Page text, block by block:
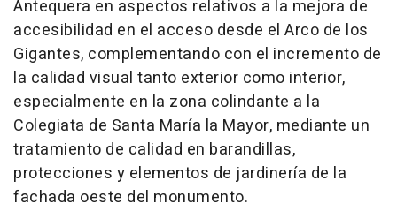
Antequera en aspectos relativos a la mejora de
accesibilidad en el acceso desde el Arco de los
Gigantes, complementando con el incremento de
la calidad visual tanto exterior como interior,
especialmente en la zona colindante a la
Colegiata de Santa María la Mayor, mediante un
tratamiento de calidad en barandillas,
protecciones y elementos de jardinería de la
fachada oeste del monumento.